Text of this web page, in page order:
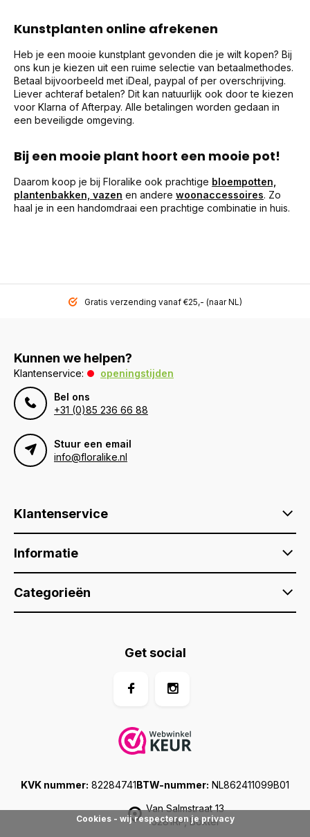
Kunstplanten online afrekenen
Heb je een mooie kunstplant gevonden die je wilt kopen? Bij
ons kun je kiezen uit een ruime selectie van betaalmethodes.
Betaal bijvoorbeeld met iDeal, paypal of per overschrijving.
Liever achteraf betalen? Dit kan natuurlijk ook door te kiezen
voor Klarna of Afterpay. Alle betalingen worden gedaan in
een beveiligde omgeving.
Bij een mooie plant hoort een mooie pot!
Daarom koop je bij Floralike ook prachtige bloempotten,
plantenbakken, vazen en andere woonaccessoires. Zo
haal je in een handomdraai een prachtige combinatie in huis.
Gratis verzending vanaf €25,- (naar NL)
Kunnen we helpen?
Klantenservice:
openingstijden
Bel ons
+31 (0)85 236 66 88
Stuur een email
info@floralike.nl
Klantenservice
Informatie
Categorieën
Van Salmstraat 13
5281RP, Boxtel
KVK nummer: 82284741BTW-nummer: NL862411099B01
Get social
Cookies - wij respecteren je privacy